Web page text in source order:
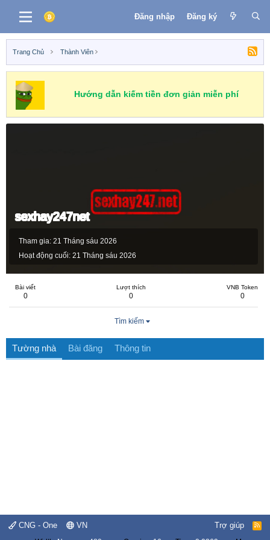
Đăng nhập Đăng ký
Trang Chủ Thành Viên
Hướng dẫn kiếm tiền đơn giản miễn phí
sexhay247net
Tham gia 21 Tháng sáu 2026
Hoạt động cuối 21 Tháng sáu 2026
Bài viết
0
Lượt thích
0
VNB Token
0
Tìm kiếm
Tường nhà Bài đăng Thông tin
CNG - One VN Trợ giúp
R